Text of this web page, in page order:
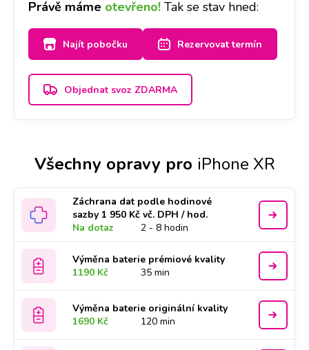
Právě máme otevřeno! Tak se stav hned:
Najít pobočku Rezervovat termín
Objednat svoz ZDARMA
Všechny opravy pro iPhone XR
Záchrana dat podle hodinové
sazby 1 950 Kč vč. DPH / hod.
Na dotaz
2 - 8 hodin
Výměna baterie prémiové kvality
1190 Kč
35 min
Výměna baterie originální kvality
1690 Kč
120 min